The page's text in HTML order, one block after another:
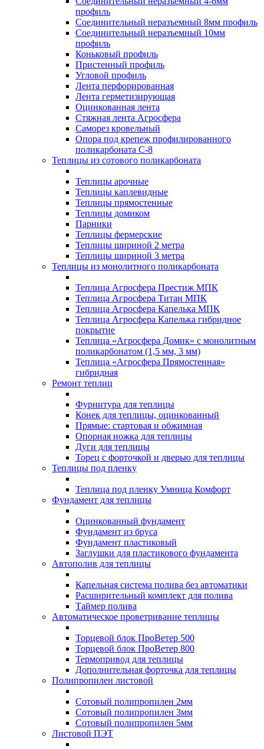
профиль
Соединительный неразъемный 8мм профиль
Соединительный неразъемный 10мм
профиль
Коньковый профиль
Пристенный профиль
Угловой профиль
Лента перфорированная
Лента герметизирующая
Оцинкованная лента
Стяжная лента Агросфера
Саморез кровельный
Опора под крепеж профилированного
поликарбоната С-8
Теплицы из сотового поликарбоната
Теплицы арочные
Теплицы каплевидные
Теплицы прямостенные
Теплицы домиком
Парники
Теплицы фермерские
Теплицы шириной 2 метра
Теплицы шириной 3 метра
Теплицы из монолитного поликарбоната
Теплица Агросфера Престиж МПК
Теплица Агросфера Титан МПК
Теплица Агросфера Капелька МПК
Теплица Агросфера Капелька гибридное
покрытие
Теплица «Агросфера Домик» с монолитным
поликарбонатом (1,5 мм, 3 мм)
Теплица «Агросфера Прямостенная»
гибридная
Ремонт теплиц
Фурнитура для теплицы
Конек для теплицы, оцинкованный
Прямые: стартовая и обжимная
Опорная ножка для теплицы
Дуги для теплицы
Торец с форточкой и дверью для теплицы
Теплицы под пленку
Теплица под пленку Умница Комфорт
Фундамент для теплицы
Оцинкованный фундамент
Фундамент из бруса
Фундамент пластиковый
Заглушки для пластикового фундамента
Автополив для теплицы
Капельная система полива без автоматики
Расширительный комплект для полива
Таймер полива
Автоматическое проветривание теплицы
Торцевой блок ПроВетер 500
Торцевой блок ПроВетер 800
Термопривод для теплицы
Дополнительная форточка для теплицы
Полипропилен листовой
Сотовый полипропилен 2мм
Сотовый полипропилен 3мм
Сотовый полипропилен 5мм
Листовой ПЭТ